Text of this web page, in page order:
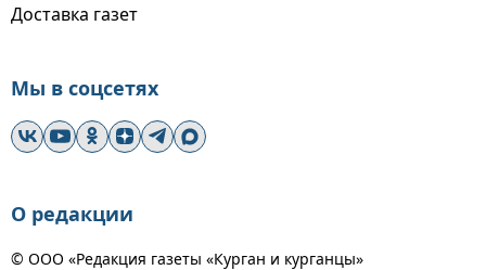
Доставка газет
Мы в соцсетях
О редакции
© ООО «Редакция газеты «Курган и курганцы»